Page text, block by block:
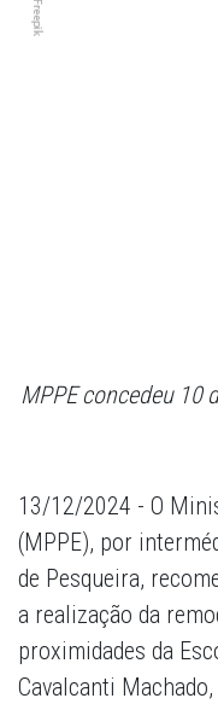
MPPE concedeu 10
13/12/2024 - O
(MPPE), por
de Pesqueira,
a realização da
proximidades da
Cavalcanti